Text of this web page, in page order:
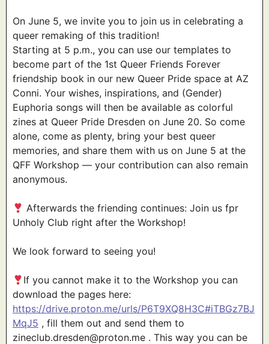
On June 5, we invite you to join us in celebrating a
queer remaking of this tradition!
Starting at 5 p.m., you can use our templates to
become part of the 1st Queer Friends Forever
friendship book in our new Queer Pride space at AZ
Conni. Your wishes, inspirations, and (Gender)
Euphoria songs will then be available as colorful
zines at Queer Pride Dresden on June 20. So come
alone, come as plenty, bring your best queer
memories, and share them with us on June 5 at the
QFF Workshop — your contribution can also remain
anonymous.
Afterwards the friending continues: Join us fpr
Unholy Club right after the Workshop!
We look forward to seeing you!
If you cannot make it to the Workshop you can
download the pages here:
https://drive.proton.me/urls/P6T9XQ8H3C#iTBGz7BJ
MqJ5 , fill them out and send them to
zineclub.dresden@proton.me . This way you can be